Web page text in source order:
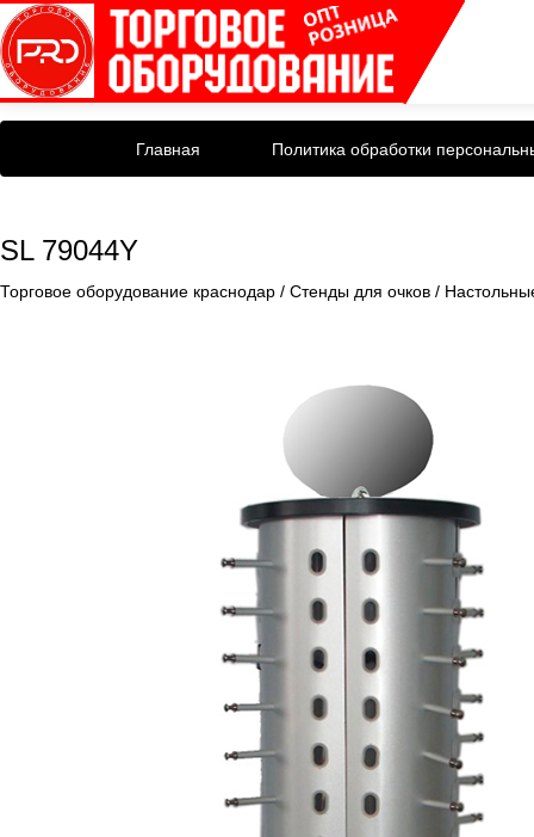
Главная Политика обработки
SL 79044Y
Торговое оборудование краснодар / Стенды для очков /